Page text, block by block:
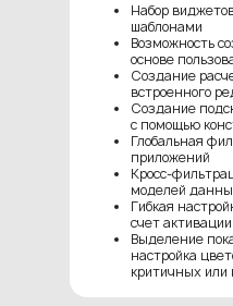
Набор
шаблонами
Возможность
основе
Создание
встроенного
Создание
с помощью
Глобальная
приложений
Кросс-
моделей
Гибкая
счет
Выделение
настройка
критичных